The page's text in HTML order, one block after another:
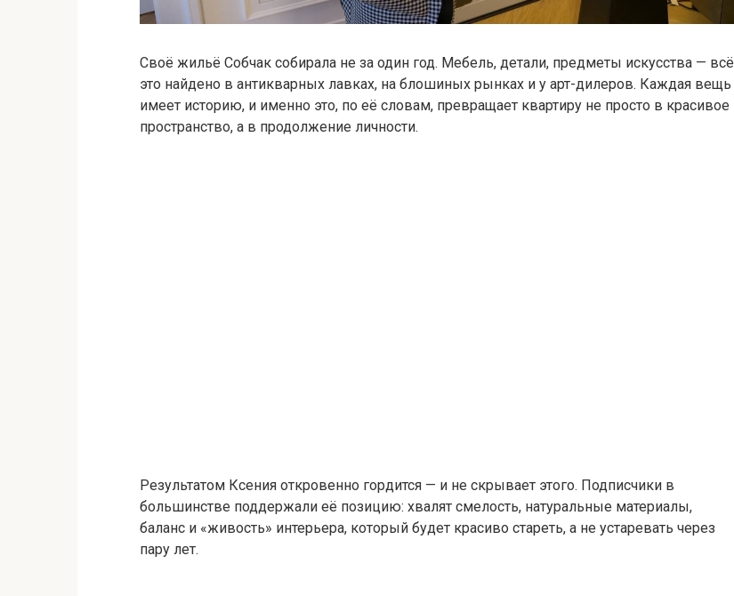
Своё жильё Собчак собирала не за один год. Мебель, детали, предметы искусства — всё
это найдено в антикварных лавках, на блошиных рынках и у арт-дилеров. Каждая вещь
имеет историю, и именно это, по её словам, превращает квартиру не просто в красивое
пространство, а в продолжение личности.
Результатом Ксения откровенно гордится — и не скрывает этого. Подписчики в
большинстве поддержали её позицию: хвалят смелость, натуральные материалы,
баланс и «живость» интерьера, который будет красиво стареть, а не устаревать через
пару лет.